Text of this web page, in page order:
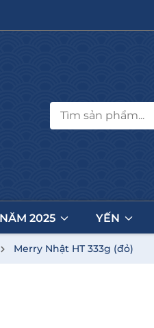
2025 YẾN
Merry Nhật HT 333g (đỏ)